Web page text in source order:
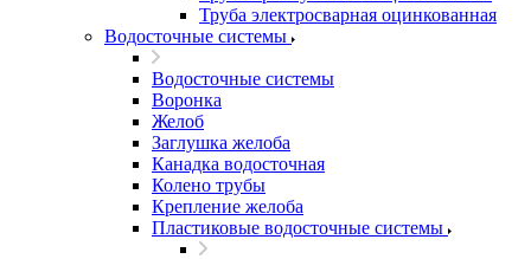
Труба электросварная оцинкованная
Водосточные системы
Водосточные системы
Воронка
Желоб
Заглушка желоба
Канадка водосточная
Колено трубы
Крепление желоба
Пластиковые водосточные системы